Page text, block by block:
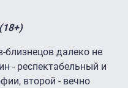
близнецов далеко не
- респектабельный и
второй - вечно